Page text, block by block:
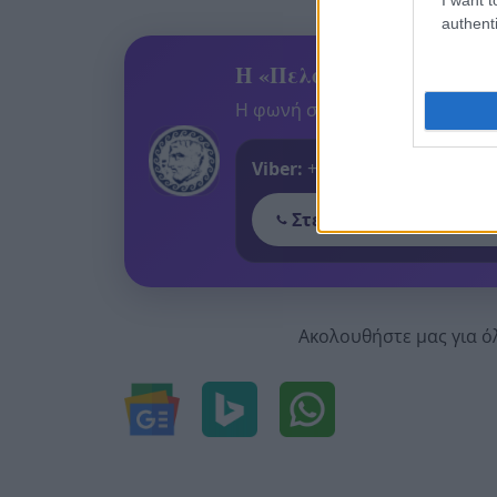
Η «Πελοπόννησος» και
Η φωνή σου έχει δύναμη –
Viber: +306909196125
Στείλε μήνυμα στο
Ακολουθήστε μας για